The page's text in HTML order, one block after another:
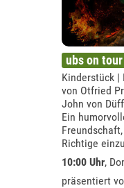
ubs on tour
Kinderstück |
von Otfried
John von
Ein
Richtige
10:00 Uhr,
präsentiert